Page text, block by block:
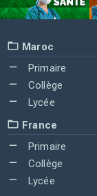
Maroc
Primaire
Collège
Lycée
France
Primaire
Collège
Lycée